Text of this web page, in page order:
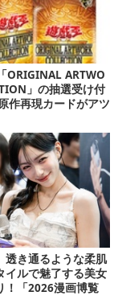
ORIGINAL ARTWO
」の抽選受け付
作再現カードがアツ
ック
透き通るような柔肌
イルで魅了する美女
！「2026漫画博覧
ニオンまとめ【画